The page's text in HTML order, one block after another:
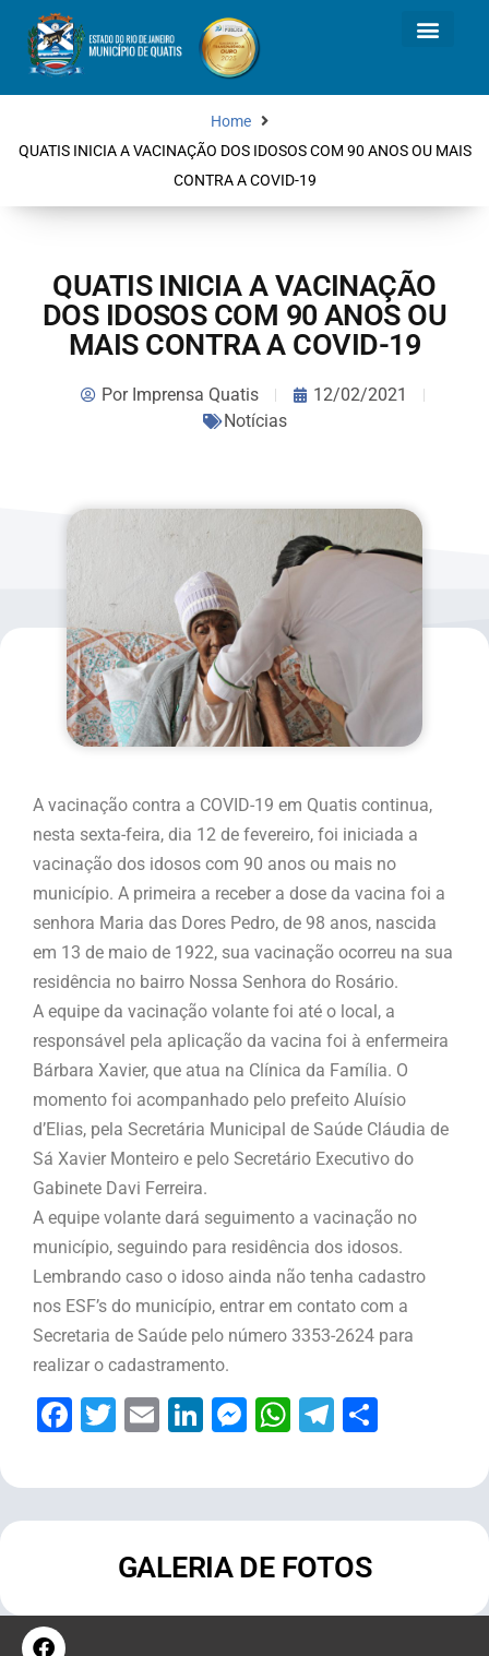
Home
QUATIS INICIA A VACINAÇÃO DOS IDOSOS COM 90 ANOS OU MAIS
CONTRA A COVID-19
QUATIS INICIA A VACINAÇÃO
DOS IDOSOS COM 90 ANOS OU
MAIS CONTRA A COVID-19
PorImprensa Quatis
12/02/2021
Notícias
A vacinação contra a COVID-19 em Quatis continua,
nesta sexta-feira, dia 12 de fevereiro, foi iniciada a
vacinação dos idosos com 90 anos ou mais no
município. A primeira a receber a dose da vacina foi a
senhora Maria das Dores Pedro, de 98 anos, nascida
em 13 de maio de 1922, sua vacinação ocorreu na sua
residência no bairro Nossa Senhora do Rosário.
A equipe da vacinação volante foi até o local, a
responsável pela aplicação da vacina foi à enfermeira
Bárbara Xavier, que atua na Clínica da Família. O
momento foi acompanhado pelo prefeito Aluísio
d’Elias, pela Secretária Municipal de Saúde Cláudia de
Sá Xavier Monteiro e pelo Secretário Executivo do
Gabinete Davi Ferreira.
A equipe volante dará seguimento a vacinação no
município, seguindo para residência dos idosos.
Lembrando caso o idoso ainda não tenha cadastro
nos ESF’s do município, entrar em contato com a
Secretaria de Saúde pelo número 3353-2624 para
realizar o cadastramento.
Facebook
Twitter
EmailLinkedIn
Messenger
WhatsApp
Telegram
GALERIA DE FOTOS